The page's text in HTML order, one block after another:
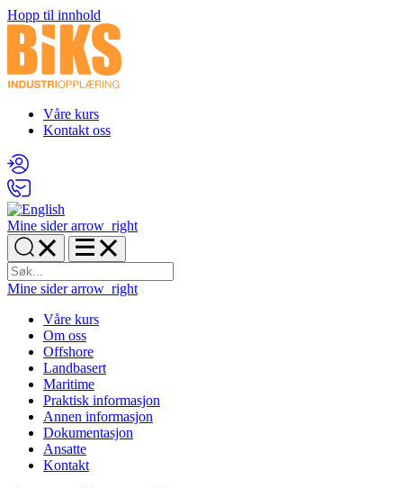
Hopp til innhold
Våre kurs
Kontakt oss
Mine sider arrow_right
Mine sider arrow_right
Våre kurs
Om oss
Offshore
Landbasert
Maritime
Praktisk informasjon
Annen informasjon
Dokumentasjon
Ansatte
Kontakt